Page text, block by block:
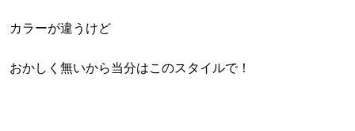
カラーが違うけど
おかしく無いから当分はこのスタイルで！